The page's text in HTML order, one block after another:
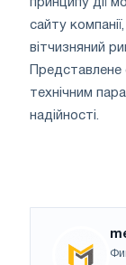
принципу дії
сайту
вітчизняний
Представлене
технічним
надійності.